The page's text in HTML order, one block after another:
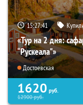
15:27:40
«Тур на 2 дня:
“Рускеала"»
Достоевская
1620 руб.
12900руб.